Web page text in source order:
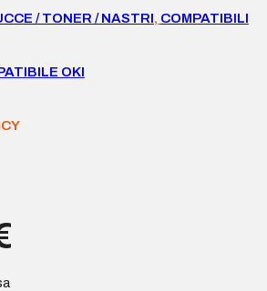
/ TONER / NASTRI, COMPATIBILI
OKI